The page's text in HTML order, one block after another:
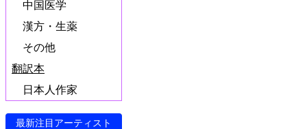
中国医学
漢方・生薬
その他
翻訳本
日本人作家
最新注目アーティスト